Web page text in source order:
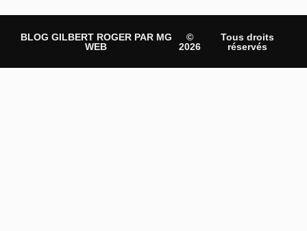
BLOG GILBERT ROGER PAR MG
WEB
©
2026
Tous droits
réservés